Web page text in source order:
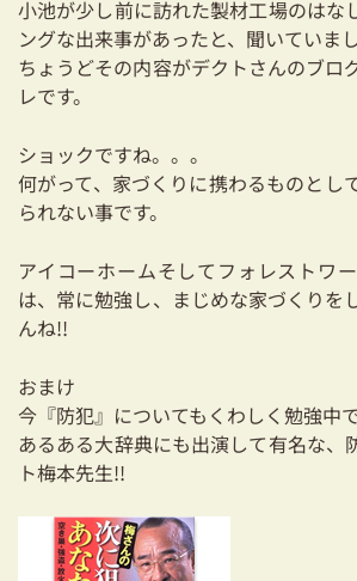
小池が少し前に訪れた製材工場のはな
ングな出来事があったと、聞いていまし
ちょうどその内容がデクトさんのブロ
レです。
ショックですね。。。
何がって、家づくりに携わるものとし
られない事です。
アイコーホームそしてフォレストワ
は、常に勉強し、まじめな家づくりを
んね!!
おまけ
今『防犯』についてもくわしく勉強中で
あるある大辞典にも出演して有名な、
ト梅本先生!!